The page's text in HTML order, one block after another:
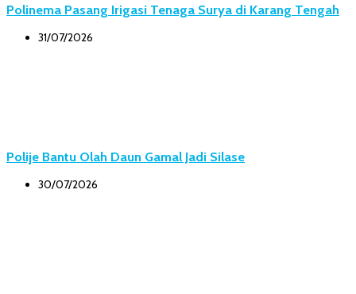
Polinema Pasang Irigasi Tenaga Surya di Karang Tengah
31/07/2026
Polije Bantu Olah Daun Gamal Jadi Silase
30/07/2026